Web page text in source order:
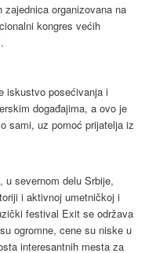
organizovana na
kongres većih
iskustvo posećivanja i
događajima, a ovo je
sami, uz pomoć prijatelja iz
u severnom delu Srbije,
i aktivnoj umetničkoj i
festival Exit se održava
ogromne, cene su niske u
interesantnih mesta za